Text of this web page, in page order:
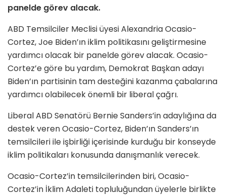
panelde görev alacak.
ABD Temsilciler Meclisi üyesi Alexandria Ocasio-
Cortez, Joe Biden’ın iklim politikasını geliştirmesine
yardımcı olacak bir panelde görev alacak. Ocasio-
Cortez’e göre bu yardım, Demokrat Başkan adayı
Biden’ın partisinin tam desteğini kazanma çabalarına
yardımcı olabilecek önemli bir liberal çağrı.
Liberal ABD Senatörü Bernie Sanders’in adaylığına da
destek veren Ocasio-Cortez, Biden’ın Sanders’ın
temsilcileri ile işbirliği içerisinde kurduğu bir konseyde
iklim politikaları konusunda danışmanlık verecek.
Ocasio-Cortez’in temsilcilerinden biri, Ocasio-
Cortez’in İklim Adaleti topluluğundan üyelerle birlikte